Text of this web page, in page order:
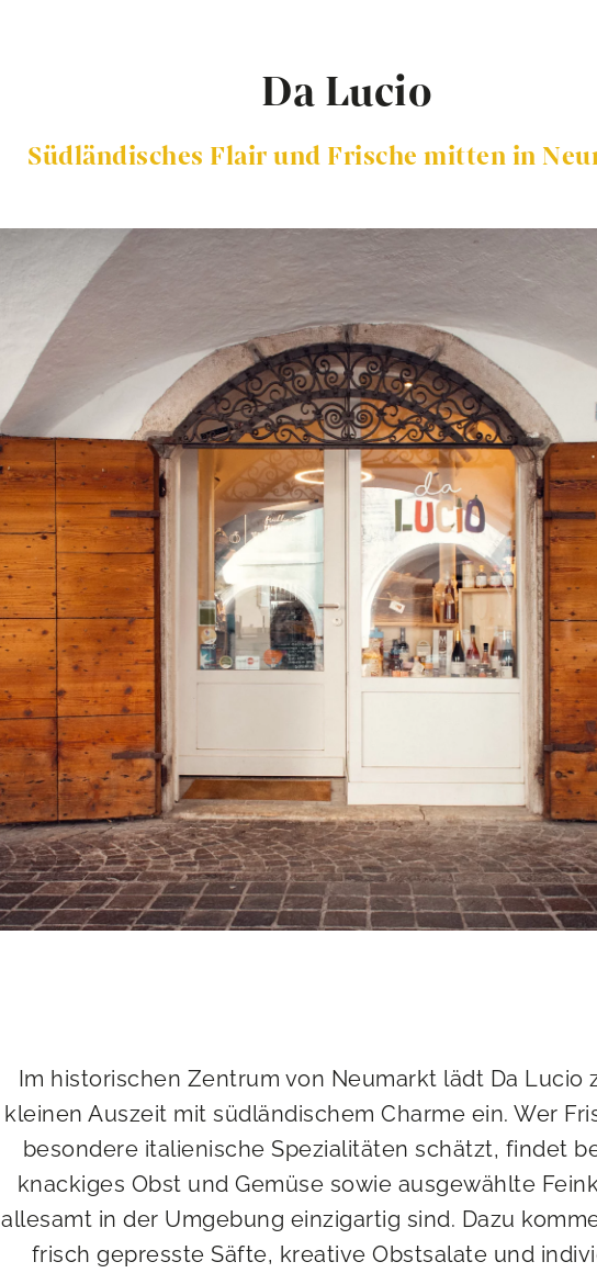
Da Lucio
Südländisches Flair und Frische mitten in
Im historischen Zentrum von Neumarkt lädt Da Lucio
kleinen Auszeit mit südländischem Charme ein. Wer
besondere italienische Spezialitäten schätzt, findet
knackiges Obst und Gemüse sowie ausgewählte
allesamt in der Umgebung einzigartig sind. Dazu
frisch gepresste Säfte, kreative Obstsalate und